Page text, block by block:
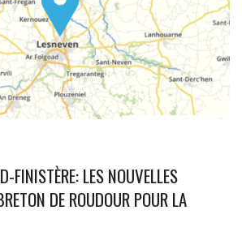
FINISTÈRE: LES NOUVELLES
DE ROUDOUR POUR LA